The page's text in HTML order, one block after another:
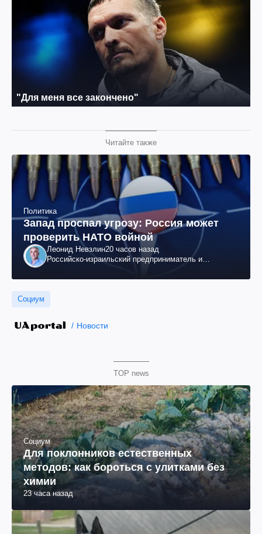
Читайте также
Политика
Запад проспал угрозу: Россия может
проверить НАТО войной
Леонид Невзлин20 часов назад
Российско-израильский предприниматель и
"ЮКОСа"
Социум
Новости
TOP news
Социум
Для поклонников естественных
методов: как бороться с улитками без
химии
23 часа назад